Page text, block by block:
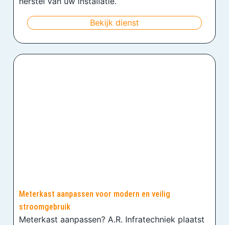
Bekijk dienst
Meterkast aanpassen voor modern en veilig
stroomgebruik
Meterkast aanpassen? A.R. Infratechniek plaatst